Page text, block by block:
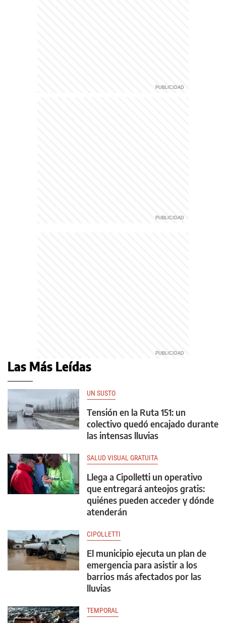
Las Más Leídas
UN SUSTO
Tensión en la Ruta 151: un
colectivo quedó encajado durante
las intensas lluvias
SALUD VISUAL GRATUITA
Llega a Cipolletti un operativo
que entregará anteojos gratis:
quiénes pueden acceder y dónde
atenderán
CIPOLLETTI
El municipio ejecuta un plan de
emergencia para asistir a los
barrios más afectados por las
lluvias
TEMPORAL